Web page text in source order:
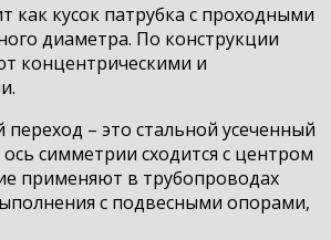
как кусок патрубка с проходными
диаметра. По конструкции
концентрическими и
– это стальной усеченный
ось симметрии сходится с центром
применяют в трубопроводах
с подвесными опорами,